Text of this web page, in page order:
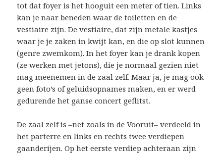
tot dat foyer is het hooguit een meter of tien. Links
kan je naar beneden waar de toiletten en de
vestiaire zijn. De vestiaire, dat zijn metale kastjes
waar je je zaken in kwijt kan, en die op slot kunnen
(genre zwemkom). In het foyer kan je drank kopen
(ze werken met jetons), die je normaal gezien niet
mag meenemen in de zaal zelf. Maar ja, je mag ook
geen foto’s of geluidsopnames maken, en er werd
gedurende het ganse concert geflitst.
De zaal zelf is –net zoals in de Vooruit– verdeeld in
het parterre en links en rechts twee verdiepen
gaanderijen. Op het eerste verdiep achteraan zijn